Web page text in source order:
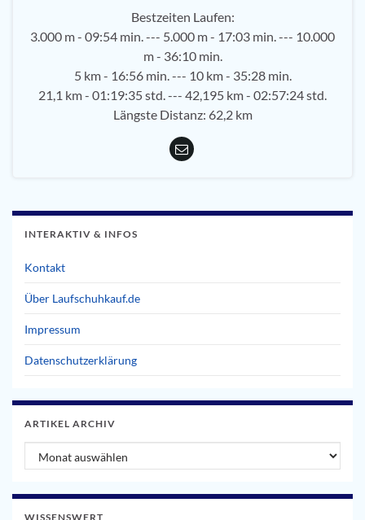
Bestzeiten Laufen:
3.000 m - 09:54 min. --- 5.000 m - 17:03 min. --- 10.000
m - 36:10 min.
5 km - 16:56 min. --- 10 km - 35:28 min.
21,1 km - 01:19:35 std. --- 42,195 km - 02:57:24 std.
Längste Distanz: 62,2 km
INTERAKTIV & INFOS
Kontakt
Über Laufschuhkauf.de
Impressum
Datenschutzerklärung
ARTIKEL ARCHIV
Artikel Archiv
WISSENSWERT